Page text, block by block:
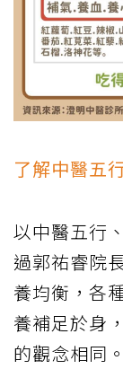
了解中醫五
以中醫五行
過郭祐睿院
養均衡，各
養補足於身
的觀念相同